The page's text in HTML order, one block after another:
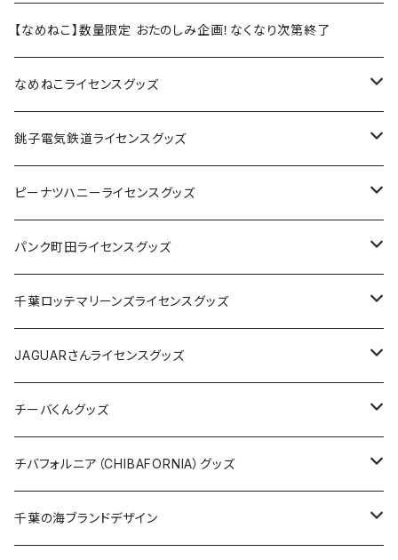
【なめねこ】数量限定 おたのしみ企画！なくなり次第終了
なめねこライセンスグッズ
Tシャツ
キャップ
ステッカー
缶バッジ
ホテルキーホルダー
銚子電気鉄道ライセンスグッズ
ステッカー
缶バッジ
アクリルキーホルダー
ホテルキーホルダー
クリアファイル
Tシャツ
キャップ
ピーナツハニーライセンスグッズ
Tシャツ
キャップ
バッグ
ステッカー
缶バッジ
キーホルダー
パンク町田ライセンスグッズ
Tシャツ
キャップ
バッグ
ステッカー
缶バッジ
千葉ロッテマリーンズライセンスグッズ
ステッカー
ステッカー
ステッカー大
缶バッジ
缶バッジ32mm
缶バッジ54mm
エコバッグ
JAGUARさんコラボグッズ
JAGUARさんライセンスグッズ
Tシャツ
ステッカー
缶バッジ
チーバくんグッズ
Tシャツ
キャップ
チバフォルニア（CHIBAFORNIA）グッズ
Tシャツ
千葉の海ブランドデザイン